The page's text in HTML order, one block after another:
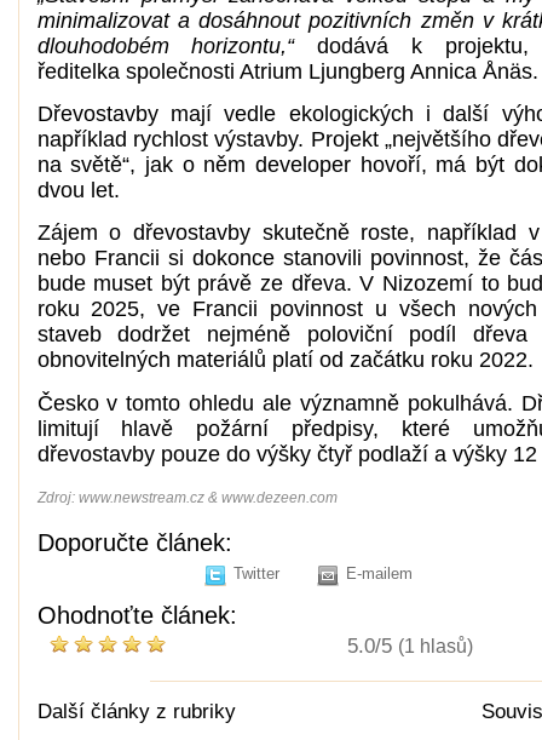
minimalizovat a dosáhnout pozitivních změn v
dlouhodobém horizontu,“dodává k projektu,
ředitelka společnosti Atrium Ljungberg Annica Ånäs.
Dřevostavby mají vedle ekologických i další
například rychlost výstavby. Projekt „největšího
na světě“, jak o něm developer hovoří, má být
dvou let.
Zájem o dřevostavby skutečně roste, například
nebo Francii si dokonce stanovili povinnost, že
bude muset být právě ze dřeva. V Nizozemí to
roku 2025, ve Francii povinnost u všech nových
staveb dodržet nejméně poloviční podíl
obnovitelných materiálů platí od začátku roku 2022.
Česko v tomto ohledu ale významně pokulhává.
limitují hlavě požární předpisy, které
dřevostavby pouze do výšky čtyř podlaží a výšky 12
Zdroj: www.newstream.cz & www.dezeen.com
Doporučte článek:
Twitter E-mailem
Ohodnoťte článek:
5.0/5 (1 hlasů)
Další články z rubriky